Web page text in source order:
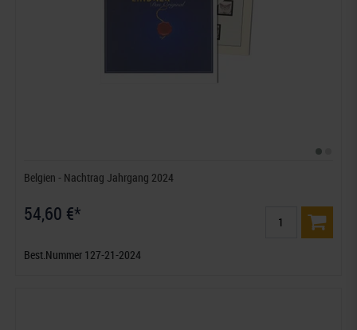
Belgien - Nachtrag Jahrgang 2024
54,60 €*
Best.Nummer 127-21-2024